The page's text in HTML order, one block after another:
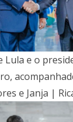
Lula e o
e Janja |